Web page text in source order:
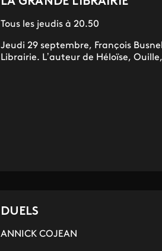
Tous les jeudis à 20.50
Jeudi 29 septembre, François
Librairie. L’auteur de Héloïse,
DUELS
ANNICK COJEAN